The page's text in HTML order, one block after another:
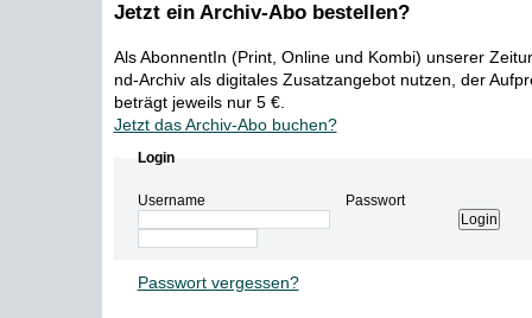
Jetzt ein Archiv-Abo bestellen?
Als AbonnentIn (Print, Online und Kombi) unserer
nd-Archiv als digitales Zusatzangebot nutzen, der
beträgt jeweils nur 5 €.
Jetzt das Archiv-Abo buchen?
Login
Username Passwort
Passwort vergessen?